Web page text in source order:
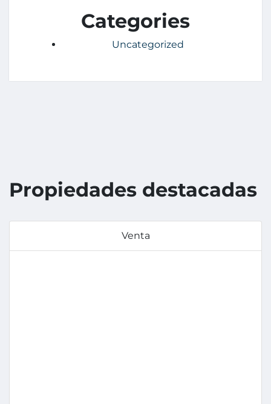
Categories
Uncategorized
Propiedades destacadas
Venta